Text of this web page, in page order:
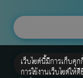
เว็บไซต์นี้มีการเก็บคุ
การใช้งานเว็บไซต์ใ